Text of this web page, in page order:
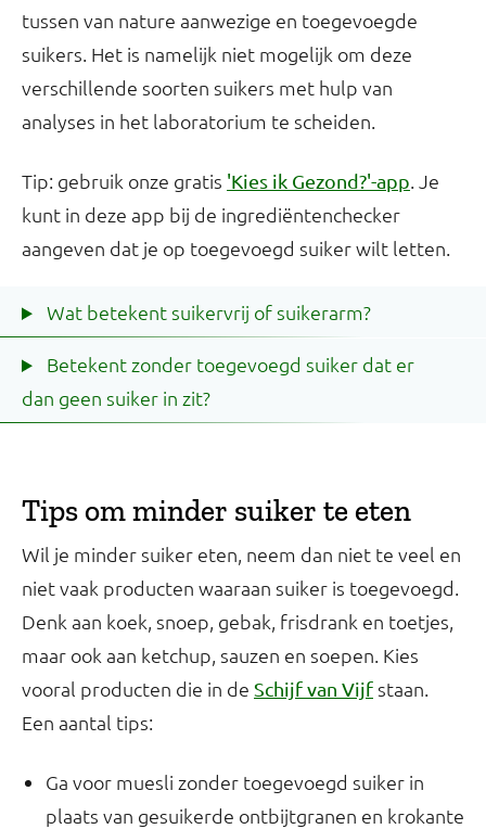
tussen van nature aanwezige en toegevoegde
suikers. Het is namelijk niet mogelijk om deze
verschillende soorten suikers met hulp van
analyses in het laboratorium te scheiden.
Tip: gebruik onze gratis 'Kies ik Gezond?'-app. Je
kunt in deze app bij de ingrediëntenchecker
aangeven dat je op toegevoegd suiker wilt letten.
Wat betekent suikervrij of suikerarm?
Betekent zonder toegevoegd suiker dat er
dan geen suiker in zit?
Tips om minder suiker te eten
Wil je minder suiker eten, neem dan niet te veel en
niet vaak producten waaraan suiker is toegevoegd.
Denk aan koek, snoep, gebak, frisdrank en toetjes,
maar ook aan ketchup, sauzen en soepen. Kies
vooral producten die in de Schijf van Vijf staan.
Een aantal tips:
Ga voor muesli zonder toegevoegd suiker in
plaats van gesuikerde ontbijtgranen en krokante